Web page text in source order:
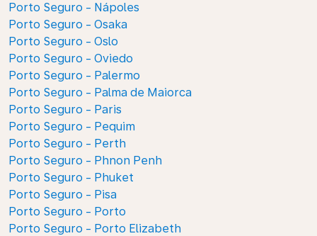
Porto Seguro - Nápoles
Porto Seguro - Osaka
Porto Seguro - Oslo
Porto Seguro - Oviedo
Porto Seguro - Palermo
Porto Seguro - Palma de Maiorca
Porto Seguro - Paris
Porto Seguro - Pequim
Porto Seguro - Perth
Porto Seguro - Phnon Penh
Porto Seguro - Phuket
Porto Seguro - Pisa
Porto Seguro - Porto
Porto Seguro - Porto Elizabeth